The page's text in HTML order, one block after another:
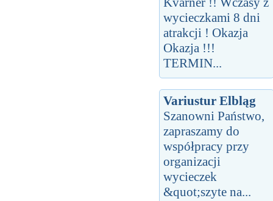
wycieczkami 8 dni
atrakcji ! Okazja
Okazja !!!
TERMIN...
Variustur Elbląg
Szanowni Państwo,
zapraszamy do
współpracy przy
organizacji
wycieczek
&quot;szyte na...